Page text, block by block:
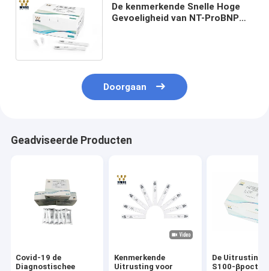
De kenmerkende Snelle Hoge
Gevoeligheid van NT-ProBNP
Doorgaan
Geadviseerde Producten
Covid-19 de
Diagnostischee
Kenmerkende
Uitrusting voor
De Uitrusting
S100-βpoct